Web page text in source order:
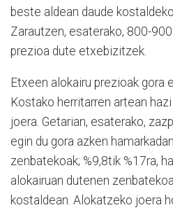
beste aldean daude
Zarautzen, esaterako, 800-
prezioa dute etxebizitzek.
Etxeen alokairu prezioak gora
Kostako herritarren artean
joera. Getarian, esaterako,
egin du gora azken
zenbatekoak; %9,8tik %17ra,
alokairuan dutenen
kostaldean. Alokatzeko joera